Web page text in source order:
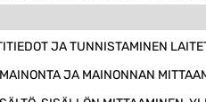
JA TUNNISTAMINEN
JA MAINONNAN